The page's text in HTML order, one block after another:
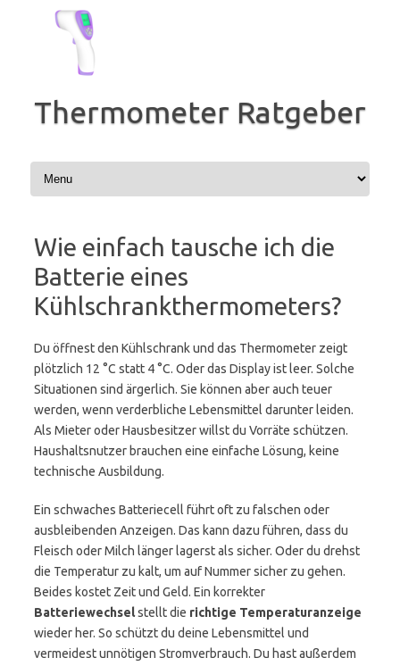
springen
Thermometer Ratgeber
Wie einfach tausche ich die
Batterie eines
Kühlschrankthermometers?
Du öffnest den Kühlschrank und das Thermometer zeigt
plötzlich 12 °C statt 4 °C. Oder das Display ist leer. Solche
Situationen sind ärgerlich. Sie können aber auch teuer
werden, wenn verderbliche Lebensmittel darunter leiden.
Als Mieter oder Hausbesitzer willst du Vorräte schützen.
Haushaltsnutzer brauchen eine einfache Lösung, keine
technische Ausbildung.
Ein schwaches Batteriecell führt oft zu falschen oder
ausbleibenden Anzeigen. Das kann dazu führen, dass du
Fleisch oder Milch länger lagerst als sicher. Oder du drehst
die Temperatur zu kalt, um auf Nummer sicher zu gehen.
Beides kostet Zeit und Geld. Ein korrekter
Batteriewechselstellt die richtige Temperaturanzeige
wieder her. So schützt du deine Lebensmittel und
vermeidest unnötigen Stromverbrauch. Du hast außerdem